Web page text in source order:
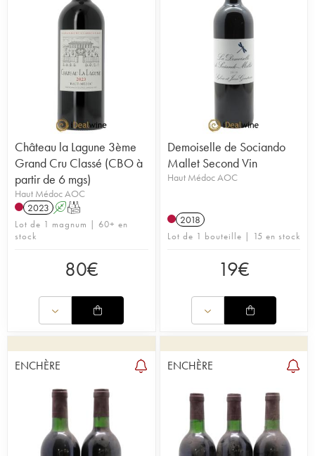
Château la Lagune 3ème
Grand Cru Classé (CBO à
partir de 6 mgs)
Haut Médoc AOC
2023 AT
Lot de 1 magnum | 60+ en
stock
80€
Demoiselle de Sociando
Mallet Second Vin
Haut Médoc AOC
2018
Lot de 1 bouteille | 15 en stock
19€
ENCHÈRE ENCHÈRE